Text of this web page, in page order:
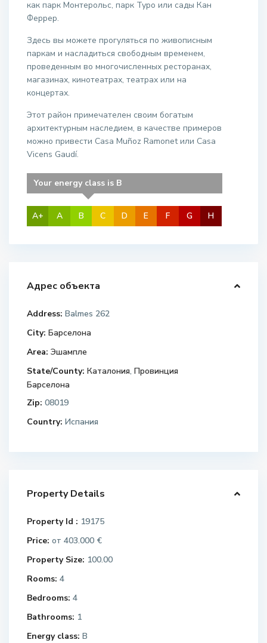
как парк Монтерольс, парк Туро или сады Кан
Феррер.
Здесь вы можете прогуляться по живописным
паркам и насладиться свободным временем,
проведенным во многочисленных ресторанах,
магазинах, кинотеатрах, театрах или на
концертах.
Этот район примечателен своим богатым
архитектурным наследием, в качестве примеров
можно привести Casa Muñoz Ramonet или Casa
Vicens Gaudí.
A+ A
Your energy class is B
B C D E F G H
Адрес объекта
Address: Balmes 262
City: Барселона
Area: Эшампле
State/County: Каталония,Провинция
Барселона
Zip: 08019
Country: Испания
Property Details
Property Id : 19175
Price: от 403.000 €
Property Size: 100.00
Rooms: 4
Bedrooms: 4
Bathrooms: 1
Energy class: B